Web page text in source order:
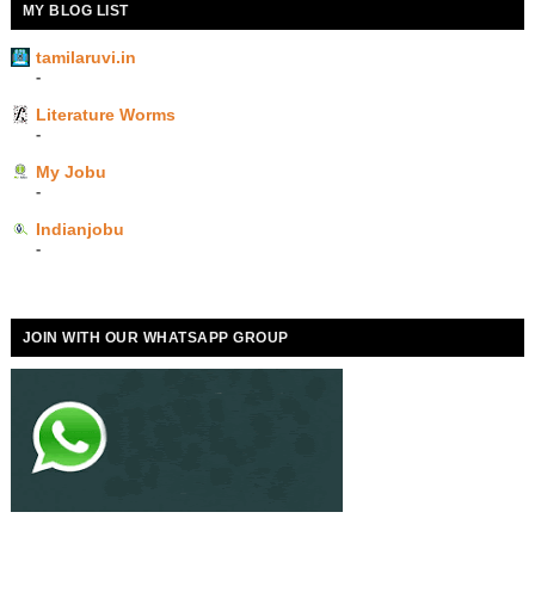
MY BLOG LIST
tamilaruvi.in
-
Literature Worms
-
My Jobu
-
Indianjobu
-
JOIN WITH OUR WHATSAPP GROUP